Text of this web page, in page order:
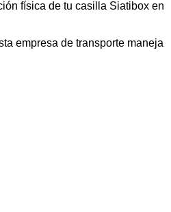
física de tu casilla Siatibox en
empresa de transporte maneja